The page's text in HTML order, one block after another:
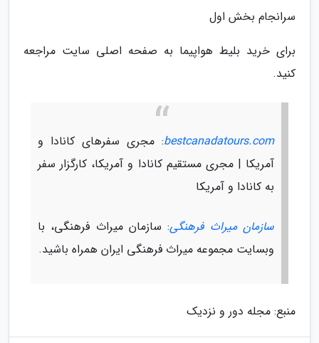
سرانجام بخش اول
برای خرید بلیط هواپیما به صفحه اصلی سایت مراجعه
کنید.
bestcanadatours.com: مجری سفرهای کانادا و
آمریکا | مجری مستقیم کانادا و آمریکا، کارگزار سفر
به کانادا و آمریکا
سازمان میراث فرهنگی: سازمان میراث فرهنگی، با
وبسایت مجموعه میراث فرهنگی ایران همراه باشید.
منبع: مجله دور و نزدیک